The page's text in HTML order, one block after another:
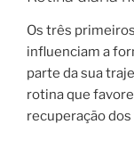
Os três
influenciam a
parte da sua
rotina que
recuperação